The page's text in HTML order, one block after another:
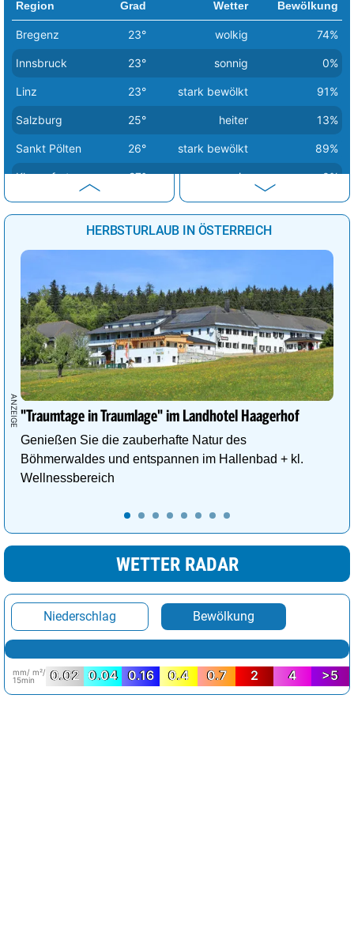
Region Grad Wetter Bewölkung
Bregenz 23° wolkig 74%
Innsbruck 23° sonnig 0%
Linz 23° stark bewölkt 91%
Salzburg 25° heiter 13%
Sankt Pölten 26° stark bewölkt 89%
Klagenfurt 27° sonnig 0%
Graz 30° sonnig 0%
30° heiter
HERBSTURLAUB IN ÖSTERREICH
"Traumtage in Traumlage" im Landhotel Haagerhof
Genießen Sie die zauberhafte Natur des
Böhmerwaldes und entspannen im Hallenbad + kl.
Wellnessbereich
WETTER RADAR
Niederschlag Bewölkung
mm/ m²/
15min
0.02 0.04 0.16 0.4 0.7 2 4 >5